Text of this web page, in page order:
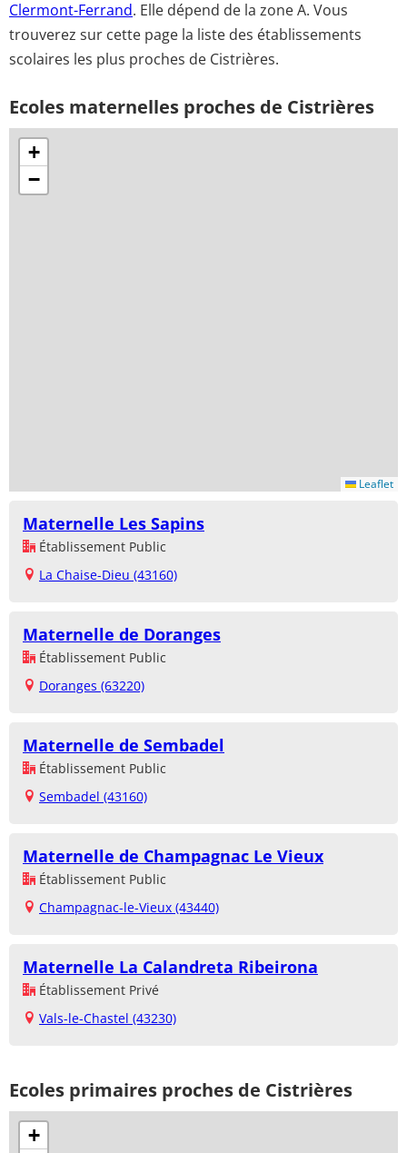
Clermont-Ferrand. Elle dépend de la zone A. Vous
trouverez sur cette page la liste des établissements
scolaires les plus proches de Cistrières.
Ecoles maternelles proches de Cistrières
+
−
Leaflet
Maternelle Les Sapins
Établissement Public
La Chaise-Dieu (43160)
Maternelle de Doranges
Établissement Public
Doranges (63220)
Maternelle de Sembadel
Établissement Public
Sembadel (43160)
Maternelle de Champagnac Le Vieux
Établissement Public
Champagnac-le-Vieux (43440)
Maternelle La Calandreta Ribeirona
Établissement Privé
Vals-le-Chastel (43230)
Ecoles primaires proches de Cistrières
+